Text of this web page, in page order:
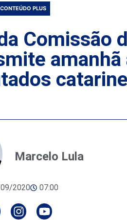
CONTEÚDO PLUS
Comissão
Marcelo Lula
2020 07:00